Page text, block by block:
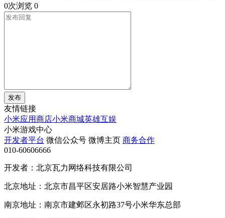
0次浏览 0
发布
友情链接
小米应用商店小米商城英雄互娱
小米游戏中心
开发者平台 微信公众号 微博主页 商务合作
010-60606666
开发者：北京瓦力网络科技有限公司
北京地址：北京市昌平区安居路小米智慧产业园
南京地址：南京市建邺区永初路37号小米华东总部